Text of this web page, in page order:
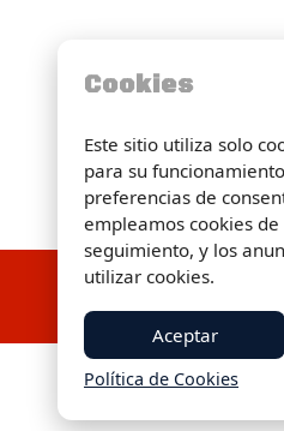
Inicio Aviso legal
Política de Cookies
Copyright 2026 ©
Cookies
Este sitio utiliza solo
para su
preferencias de
empleamos cookies
seguimiento, y los
utilizar cookies.
Aceptar
Política de Cookies